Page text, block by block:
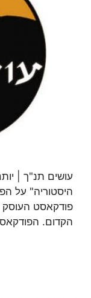
עושים תנ"ך |
היסטוריה" על
פודקאסט העוסק
הקדום.